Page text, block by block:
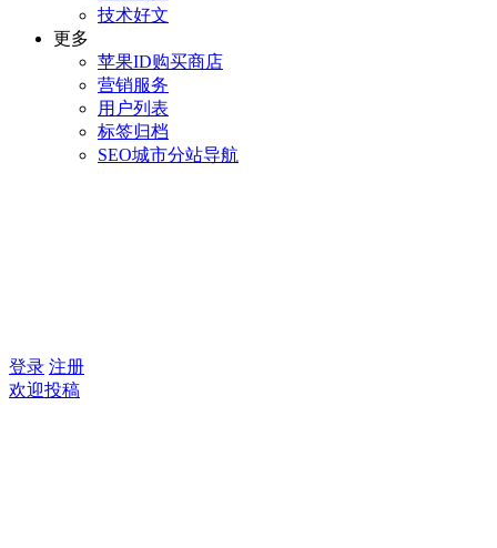
技术好文
更多
苹果ID购买商店
营销服务
用户列表
标签归档
SEO城市分站导航
登录 注册
欢迎投稿